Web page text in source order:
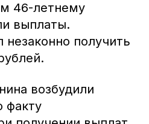
46-летнему
выплаты.
получить
возбудили
факту